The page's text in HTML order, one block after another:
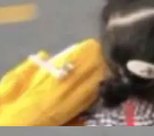
：Zero 现
致，并据此对其
<p>
一个竹筒，一头
膜震动，发出“哇
找了，有开发者
zhuzhiliao.imsai.c
很简单：按住屏
会实时显示转速
了录音的 1.72 秒
时，还有一套合
冲，并联带通共
数据要素
医生过去需要约1
续影像上，一笔一
肉组织。如今，使
同样的工作缩短
数字背后，改变
转化为AI能力的
式发布
在内核稳定性。我
了 Triple 协议与